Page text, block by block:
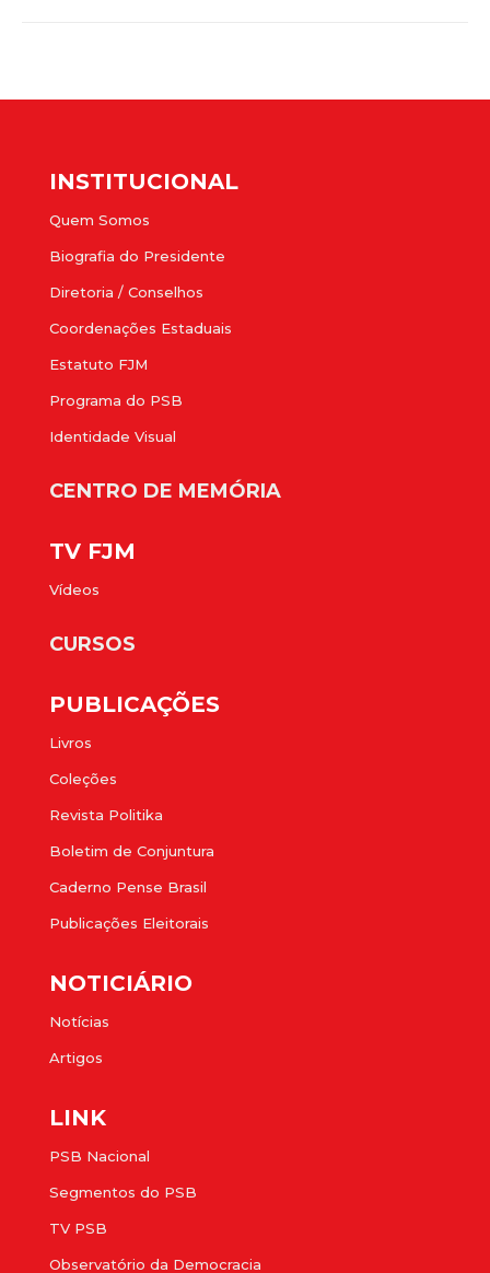
INSTITUCIONAL
Quem Somos
Biografia do Presidente
Diretoria / Conselhos
Coordenações Estaduais
Estatuto FJM
Programa do PSB
Identidade Visual
CENTRO DE MEMÓRIA
TV FJM
Vídeos
CURSOS
PUBLICAÇÕES
Livros
Coleções
Revista Politika
Boletim de Conjuntura
Caderno Pense Brasil
Publicações Eleitorais
NOTICIÁRIO
Notícias
Artigos
LINK
PSB Nacional
Segmentos do PSB
TV PSB
Observatório da Democracia